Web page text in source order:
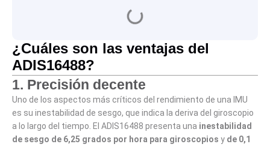
¿Cuáles son las ventajas del
ADIS16488?
1. Precisión decente
Uno de los aspectos más críticos del rendimiento de una IMU
es su inestabilidad de sesgo, que indica la deriva del giroscopio
a lo largo del tiempo. El ADIS16488 presenta una inestabilidad
de sesgo de 6,25 grados por hora para giroscopios y de 0,1